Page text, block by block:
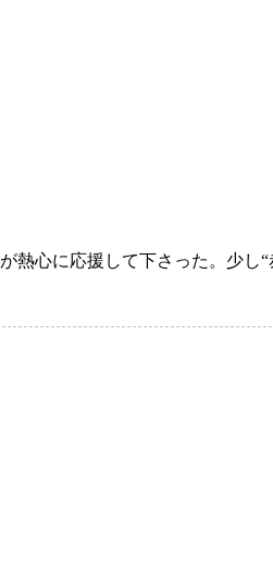
心に応援して下さった。少し“